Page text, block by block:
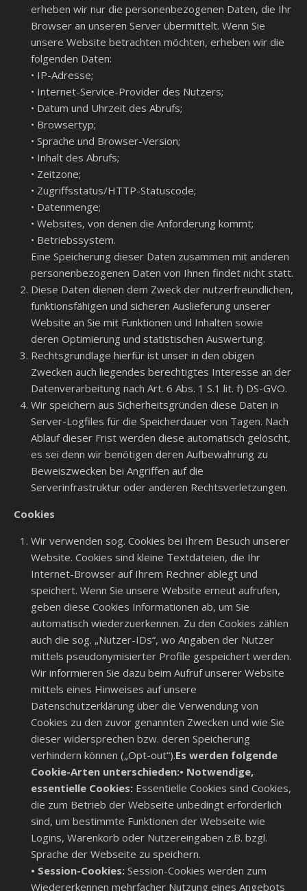
erheben wir nur die personenbezogenen Daten, die Ihr
Browser an unseren Server übermittelt. Wenn Sie
unsere Website betrachten möchten, erheben wir die
folgenden Daten:
• IP-Adresse;
• Internet-Service-Provider des Nutzers;
• Datum und Uhrzeit des Abrufs;
• Browsertyp;
• Sprache und Browser-Version;
• Inhalt des Abrufs;
• Zeitzone;
• Zugriffsstatus/HTTP-Statuscode;
• Datenmenge;
• Websites, von denen die Anforderung kommt;
• Betriebssystem.
Eine Speicherung dieser Daten zusammen mit anderen
personenbezogenen Daten von Ihnen findet nicht statt.
Diese Daten dienen dem Zweck der nutzerfreundlichen,
funktionsfähigen und sicheren Auslieferung unserer
Website an Sie mit Funktionen und Inhalten sowie
deren Optimierung und statistischen Auswertung.
Rechtsgrundlage hierfür ist unser in den obigen
Zwecken auch liegendes berechtigtes Interesse an der
Datenverarbeitung nach Art. 6 Abs. 1 S.1 lit. f) DS-GVO.
Wir speichern aus Sicherheitsgründen diese Daten in
Server-Logfiles für die Speicherdauer von Tagen. Nach
Ablauf dieser Frist werden diese automatisch gelöscht,
es sei denn wir benötigen deren Aufbewahrung zu
Beweiszwecken bei Angriffen auf die
Serverinfrastruktur oder anderen Rechtsverletzungen.
Cookies
Wir verwenden sog. Cookies bei Ihrem Besuch unserer
Website. Cookies sind kleine Textdateien, die Ihr
Internet-Browser auf Ihrem Rechner ablegt und
speichert. Wenn Sie unsere Website erneut aufrufen,
geben diese Cookies Informationen ab, um Sie
automatisch wiederzuerkennen. Zu den Cookies zählen
auch die sog. „Nutzer-IDs“, wo Angaben der Nutzer
mittels pseudonymisierter Profile gespeichert werden.
Wir informieren Sie dazu beim Aufruf unserer Website
mittels eines Hinweises auf unsere
Datenschutzerklärung über die Verwendung von
Cookies zu den zuvor genannten Zwecken und wie Sie
dieser widersprechen bzw. deren Speicherung
verhindern können („Opt-out“).Es werden folgende
Cookie-Arten unterschieden:• Notwendige,
essentielle Cookies: Essentielle Cookies sind Cookies,
die zum Betrieb der Webseite unbedingt erforderlich
sind, um bestimmte Funktionen der Webseite wie
Logins, Warenkorb oder Nutzereingaben z.B. bzgl.
Sprache der Webseite zu speichern.
• Session-Cookies: Session-Cookies werden zum
Wiedererkennen mehrfacher Nutzung eines Angebots